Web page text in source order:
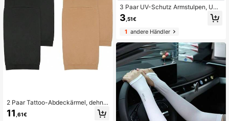
2 Paar Tattoo-Abdeckärmel, dehnb
are Unterarm-/Oberarm-Tattoo-Är
mel, atmungsaktive Sonnenschutz-
11 ,61€
3 Paar UV-Schutz Armstulpen, UPF
50+, Sport Kompressions Kühlung,
Unisex, Basketball Armstulpen, Sch
ul-Halloween Accessoire, Winterha
ndschuhe
3 ,51€
1andere Händler